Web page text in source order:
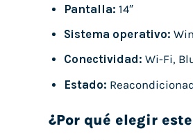
Pantalla: 14″
Sistema operativo:
Conectividad: Wi-Fi,
Estado:
¿Por qué elegir